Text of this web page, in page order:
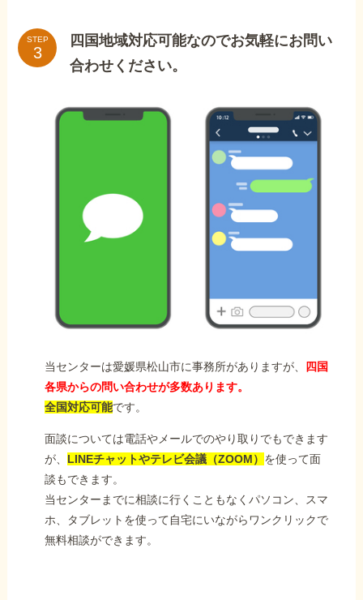
STEP
四国地域対応可能なのでお気軽にお問い
合わせください。
当センターは愛媛県松山市に事務所がありますが、
四国
各県からの問い合わせが多数あります。
全国対応可能です。
面談については電話やメールでのやり取りでもできます
が、 LINEチャットやテレビ会議（ZOOM） を使って面
談もできます。
当センターまでに相談に行くこともなくパソコン、スマ
ホ、タブレットを使って自宅にいながらワンクリックで
無料相談ができます。